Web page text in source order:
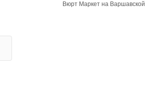
Вюрт Маркет на Варшавской